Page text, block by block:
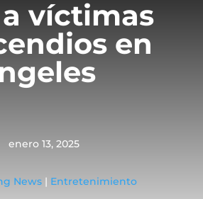
víctimas
en
enero 13, 2025
News | Entretenimiento